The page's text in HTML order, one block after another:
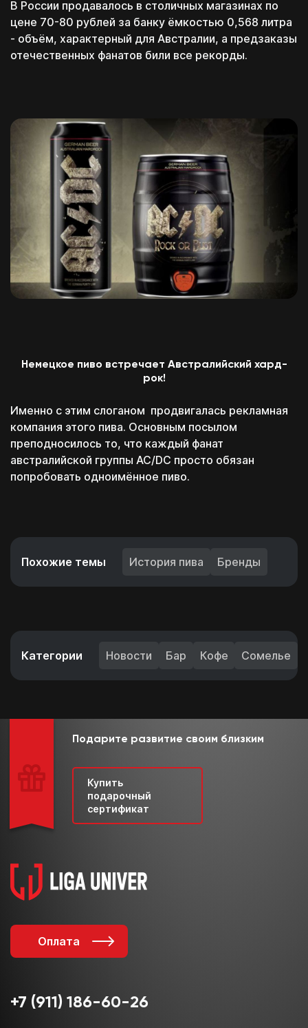
В России продавалось в столичных магазинах по
цене 70-80 рублей за банку ёмкостью 0,568 литра
- объём, характерный для Австралии, а предзаказы
отечественных фанатов били все рекорды.
Немецкое пиво встречает Австралийский хард-
рок!
Именно с этим слоганом продвигалась рекламная
компания этого пива. Основным посылом
преподносилось то, что каждый фанат
австралийской группы AC/DC просто обязан
попробовать одноимённое пиво.
Похожие темы История пива Бренды
Категории Новости Бар Кофе Сомелье
Смешивай программы
из разных школ и курсов
Перезвоним в течение 15-20 минут
c понедельника по пятницу с 11:00 до 20:00
Оплата
+7 (911) 186-60-26
Подарите развитие своим близким
Купить
подарочный
сертификат